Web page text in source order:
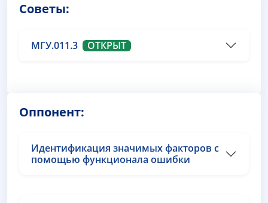
Советы:
МГУ.011.3 ОТКРЫТ
Оппонент:
Идентификация значимых факторов с
помощью функционала ошибки